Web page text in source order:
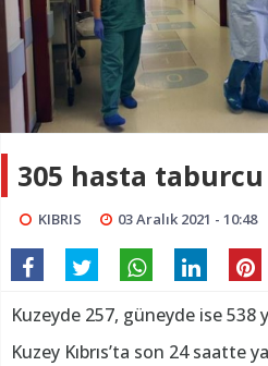
305 hasta
KIBRIS 03 Aralık 2021 - 10:48
Kuzeyde 257, güneyde ise
Kuzey Kıbrıs’ta son 24 saatte